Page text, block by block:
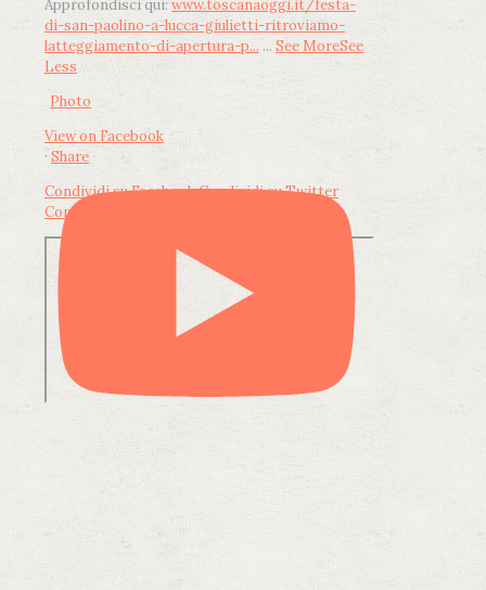
Approfondisci qui: www.toscanaoggi.it/festa-
di-san-paolino-a-lucca-giulietti-ritroviamo-
latteggiamento-di-apertura-p... ... See MoreSee
Less
Photo
View on Facebook
· Share
Condividi su FacebookCondividi su Twitter
Condividi su LinkedIn